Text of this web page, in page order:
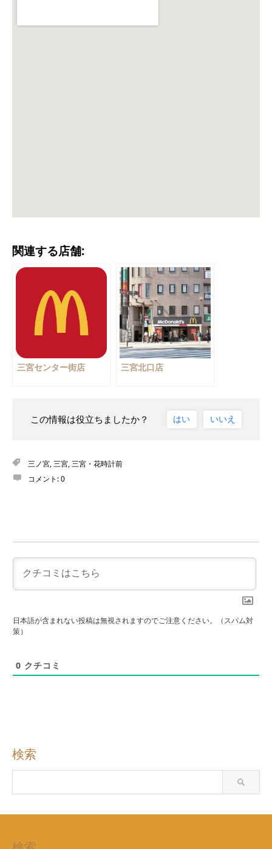
関連する店舗:
三宮センター街店 三宮北口店
この情報は役立ちましたか？ はい いいえ
三ノ宮,三宮,三宮・花時計前
コメント:0
日本語が含まれない投稿は無視されますのでご注意ください。（スパム対
策）
0 クチコミ
検索